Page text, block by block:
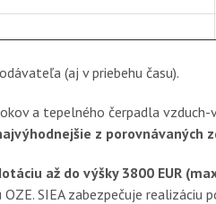
(aj v priebehu času).
a tepelného čerpadla vzduch-
z porovnávaných
až do výšky 3800 EUR
SIEA zabezpečuje realizáciu